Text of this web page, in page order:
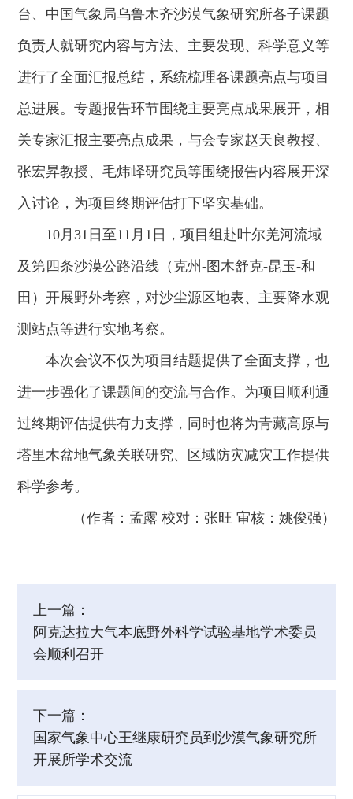
台、中国气象局乌鲁木齐沙漠气象研究所各子课题
负责人就研究内容与方法、主要发现、科学意义等
进行了全面汇报总结，系统梳理各课题亮点与项目
总进展。专题报告环节围绕主要亮点成果展开，相
关专家汇报主要亮点成果，与会专家赵天良教授、
张宏昇教授、毛炜峄研究员等围绕报告内容展开深
入讨论，为项目终期评估打下坚实基础。
10月31日至11月1日，项目组赴叶尔羌河流域
及第四条沙漠公路沿线（克州-图木舒克-昆玉-和
田）开展野外考察，对沙尘源区地表、主要降水观
测站点等进行实地考察。
本次会议不仅为项目结题提供了全面支撑，也
进一步强化了课题间的交流与合作。为项目顺利通
过终期评估提供有力支撑，同时也将为青藏高原与
塔里木盆地气象关联研究、区域防灾减灾工作提供
科学参考。
（作者：孟露 校对：张旺 审核：姚俊强）
上一篇：
阿克达拉大气本底野外科学试验基地学术委员
会顺利召开
下一篇：
国家气象中心王继康研究员到沙漠气象研究所
开展所学术交流